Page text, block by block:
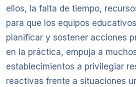
ellos, la falta de tiempo,
para que los equipos
planificar y sostener acciones
en la práctica, empuja a
establecimientos a privilegiar
reactivas frente a situaciones